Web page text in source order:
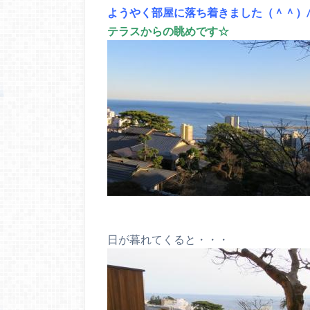
ようやく部屋に落ち着きました（＾＾）/
テラスからの眺めです☆
日が暮れてくると・・・